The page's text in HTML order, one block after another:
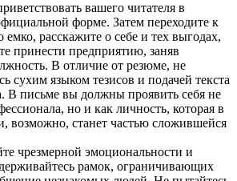
вашего читателя в
форме. Затем переходите к
емко, расскажите о себе и тех выгодах,
принести предприятию, заняв
В отличие от резюме, не
сухим языком тезисов и подачей текста
В письме вы должны проявить себя не
но и как личность, которая в
возможно, станет частью сложившейся
чрезмерной эмоциональности и
рамок, ограничивающих